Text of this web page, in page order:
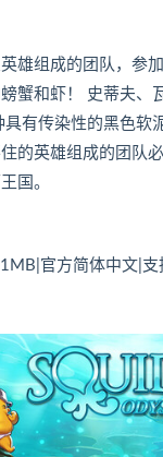
雄组成的团队，参
蟹和虾！ 史蒂夫、
具有传染性的黑色软
的英雄组成的团队
国。
官方简体中文|支